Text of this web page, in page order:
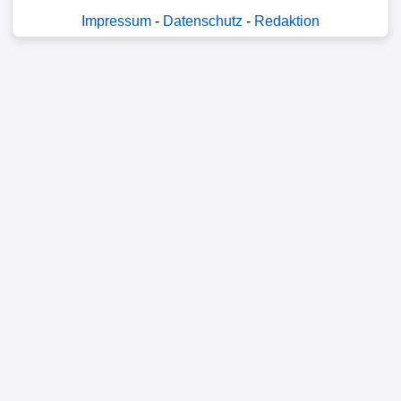
Impressum- Datenschutz - Redaktion